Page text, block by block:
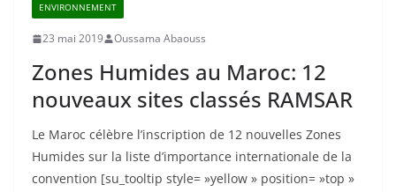
ENVIRONNEMENT
23 mai 2019 Oussama Abaouss
Zones Humides au Maroc: 12
nouveaux sites classés RAMSAR
Le Maroc célèbre l’inscription de 12 nouvelles Zones
Humides sur la liste d’importance internationale de la
convention [su_tooltip style= »yellow » position= »top »